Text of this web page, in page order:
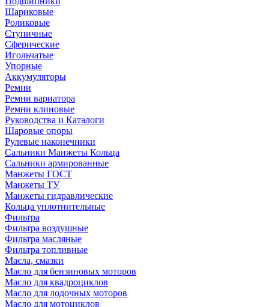
Шариковые
Роликовые
Ступичные
Сферические
Игольчатые
Упорные
Аккумуляторы
Ремни
Ремни вариатора
Ремни клиновые
Руководства и Каталоги
Шаровые опоры
Рулевые наконечники
Сальники Манжеты Кольца
Сальники армированные
Манжеты ГОСТ
Манжеты ТУ
Манжеты гидравлические
Кольца уплотнительные
Фильтра
Фильтра воздушные
Фильтра масляные
Фильтра топливные
Масла, смазки
Масло для бензиновых моторов
Масло для квадроциклов
Масло для лодочных моторов
Масло для мотоциклов